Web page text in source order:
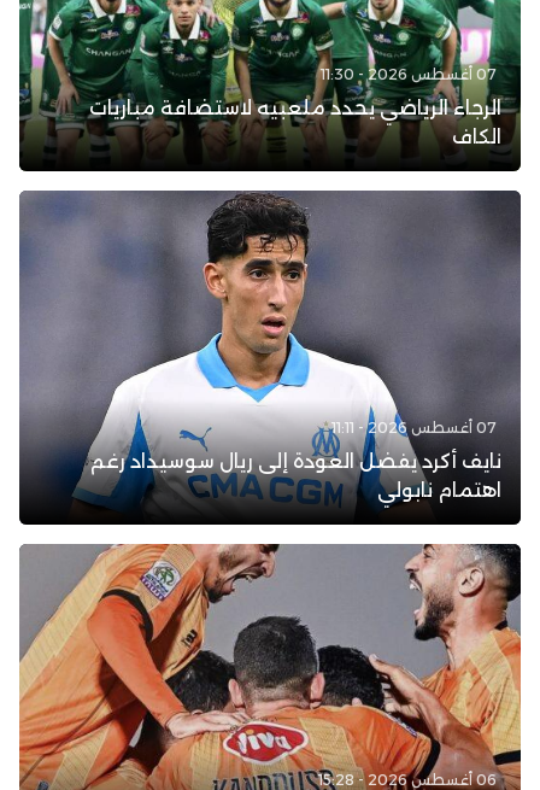
07 أغسطس 2026 - 11:30
الرجاء الرياضي يحدد ملعبيه لاستضافة مباريات
الكاف
07 أغسطس 2026 - 11:11
نايف أكرد يفضل العودة إلى ريال سوسيداد رغم
اهتمام نابولي
06 أغسطس 2026 - 15:28